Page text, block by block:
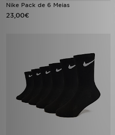
Nike Pack de 6 Meias
23,00€